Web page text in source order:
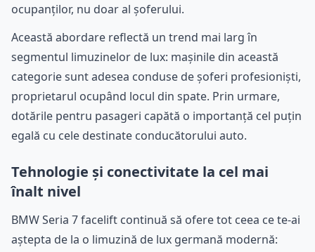
ocupanților, nu doar al șoferului.
Această abordare reflectă un trend mai larg în
segmentul limuzinelor de lux: mașinile din această
categorie sunt adesea conduse de șoferi profesioniști,
proprietarul ocupând locul din spate. Prin urmare,
dotările pentru pasageri capătă o importanță cel puțin
egală cu cele destinate conducătorului auto.
Tehnologie și conectivitate la cel mai
înalt nivel
BMW Seria 7 facelift continuă să ofere tot ceea ce te-ai
aștepta de la o limuzină de lux germană modernă: